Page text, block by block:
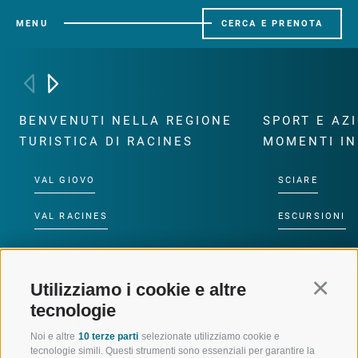
Utilizziamo i cookie e altre
tecnologie
Noi e altre 10 terze parti selezionate utilizziamo cookie e
tecnologie simili. Questi strumenti sono essenziali per garantire la
MENU CERCA E PRENOTA
BENVENUTI NELLA REGIONE
TURISTICA DI RACINES
VAL GIOVO
VAL RACINES
VAL RIDANNA
IMPIANTI DI RISALITA
SCUOLA DI SCI RACINES
SPORT E
MOMENTI
SCIARE
ESCURSIONI
ALTA